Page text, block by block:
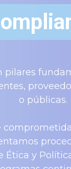
pilares
o públicas.
Ética y